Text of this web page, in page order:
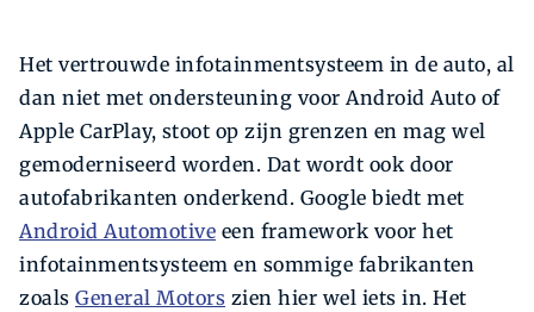
Het vertrouwde infotainmentsysteem in de auto, al
dan niet met ondersteuning voor Android Auto of
Apple CarPlay, stoot op zijn grenzen en mag wel
gemoderniseerd worden. Dat wordt ook door
autofabrikanten onderkend. Google biedt met
Android Automotive een framework voor het
infotainmentsysteem en sommige fabrikanten
zoals General Motors zien hier wel iets in. Het